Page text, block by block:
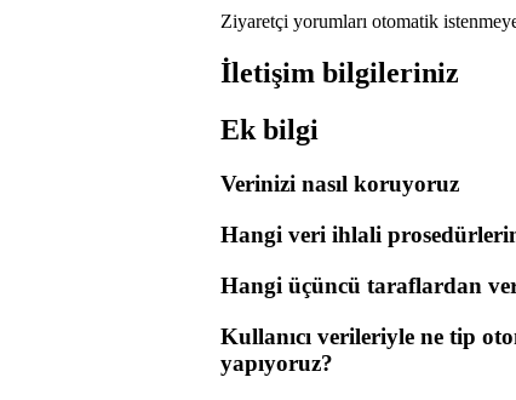
Ziyaretçi yorumları otomatik
İletişim bilgileriniz
Ek bilgi
Verinizi nasıl koruyoruz
Hangi veri ihlali
Hangi üçüncü taraflardan
Kullanıcı verileriyle ne tip
yapıyoruz?